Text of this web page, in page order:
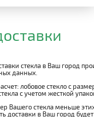
стекла в Ваш город
данных.
лобовое стекло с
с учетом жесткой
Вашего стекла меньше
доставки в Ваш город